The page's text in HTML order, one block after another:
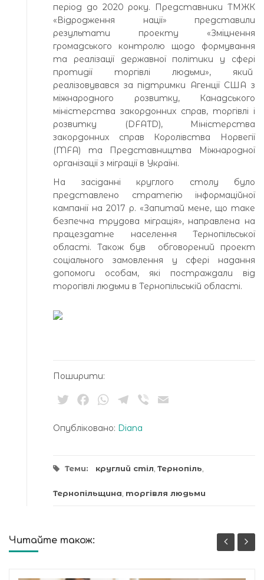
період до 2020 року. Представники ТМЖК
«Відродження нації» представили
результати проекту «Зміцнення
громадського контролю щодо формування
та реалізації державної політики у сфері
протидії торгівлі людьми», який
реалізовувався за підтримки Агенції США з
міжнародного розвитку, Канадського
міністерства закордонних справ, торгівлі і
розвитку (DFATD), Міністерства
закордонних справ Королівства Норвегії
(MFA) та Представництва Міжнародної
організації з міграції в Україні.
На засіданні круглого столу було
представлено стратегію інформаційної
кампанії на 2017 р. «Запитай мене, що таке
безпечна трудова міграція», направлена на
працездатне населення Тернопільської
області. Також був обговорений проект
соціального замовлення у сфері надання
допомоги особам, які постраждали від
торогівлі людьми в Тернопільській області.
Поширити:
TwitterFacebookWhatsApp
Telegram
Viber
Опубліковано: Diana
Теми: круглий стіл Тернопіль
Тернопільщина торгівля людьми
Читайте також: